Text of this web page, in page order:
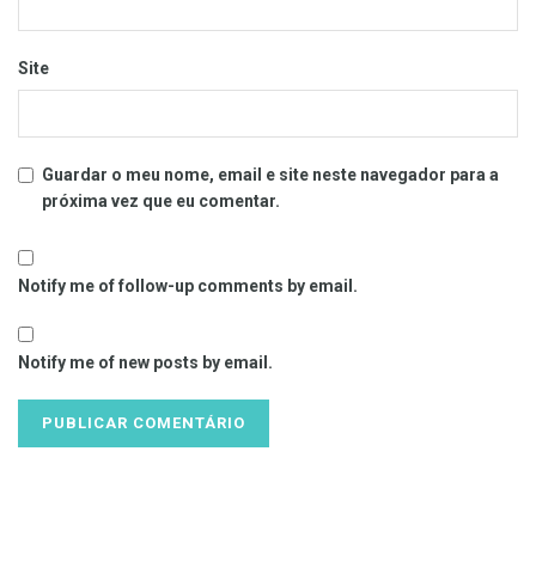
Site
Guardar o meu nome, email e site neste navegador para a
próxima vez que eu comentar.
Notify me of follow-up comments by email.
Notify me of new posts by email.